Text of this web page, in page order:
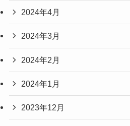
2024年4月
2024年3月
2024年2月
2024年1月
2023年12月